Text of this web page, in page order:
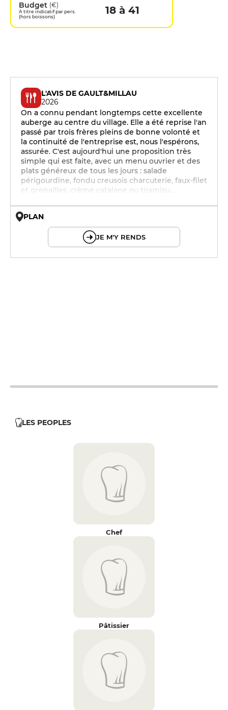
Budget (€)
A titre indicatif par pers.
(hors boissons)
18 à 41
L'AVIS DE GAULT&MILLAU
2026
On a connu pendant longtemps cette excellente
auberge au centre du village. Elle a été reprise l'an
passé par trois frères pleins de bonne volonté et
la continuité de l'entreprise est, nous l'espérons,
assurée. C'est aujourd'hui une proposition très
simple qui est faite, avec un menu ouvrier et des
plats généreux de tous les jours : salade
périgourdine, fondu creusois charcuterie, faux-filet
et grenailles, crème catalane ou tiramisu…
PLAN
JE M'Y RENDS
LES PEOPLES
Chef
Pâtissier